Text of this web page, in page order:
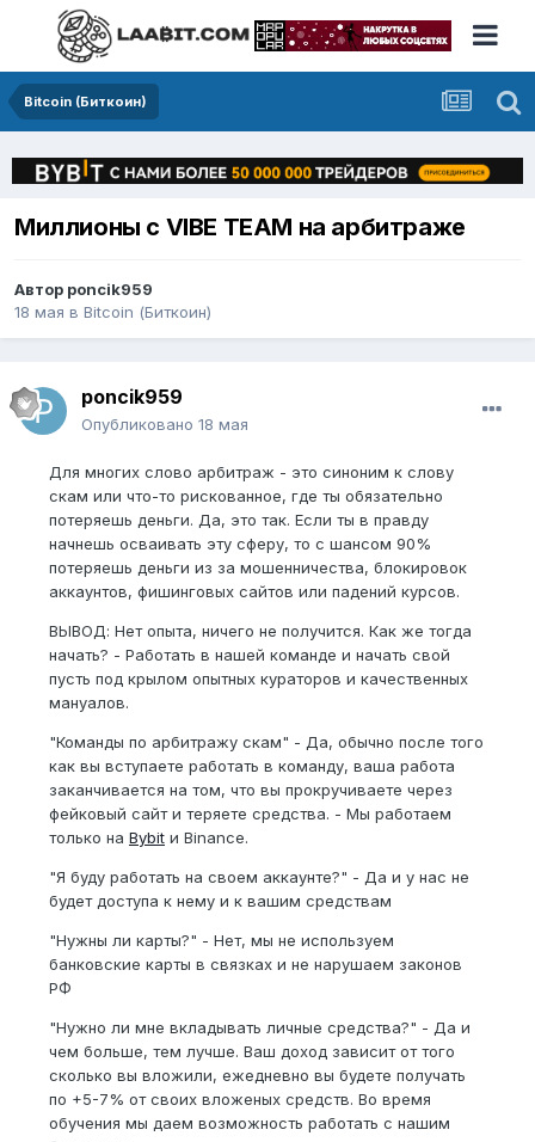
Bitcoin (Биткоин)
Миллионы с VIBE TEAM на арбитраже
Автор poncik959
18 мая в Bitcoin (Биткоин)
poncik959
Опубликовано 18 мая
Для многих слово арбитраж - это синоним к слову
скам или что-то рискованное, где ты обязательно
потеряешь деньги. Да, это так. Если ты в правду
начнешь осваивать эту сферу, то с шансом 90%
потеряешь деньги из за мошенничества, блокировок
аккаунтов, фишинговых сайтов или падений курсов.
ВЫВОД: Нет опыта, ничего не получится. Как же тогда
начать? - Работать в нашей команде и начать свой
пусть под крылом опытных кураторов и качественных
мануалов.
"Команды по арбитражу скам" - Да, обычно после того
как вы вступаете работать в команду, ваша работа
заканчивается на том, что вы прокручиваете через
фейковый сайт и теряете средства. - Мы работаем
только на Bybit и Binance.
"Я буду работать на своем аккаунте?" - Да и у нас не
будет доступа к нему и к вашим средствам
"Нужны ли карты?" - Нет, мы не используем
банковские карты в связках и не нарушаем законов
РФ
"Нужно ли мне вкладывать личные средства?" - Да и
чем больше, тем лучше. Ваш доход зависит от того
сколько вы вложили, ежедневно вы будете получать
по +5-7% от своих вложеных средств. Во время
обучения мы даем возможность работать с нашим